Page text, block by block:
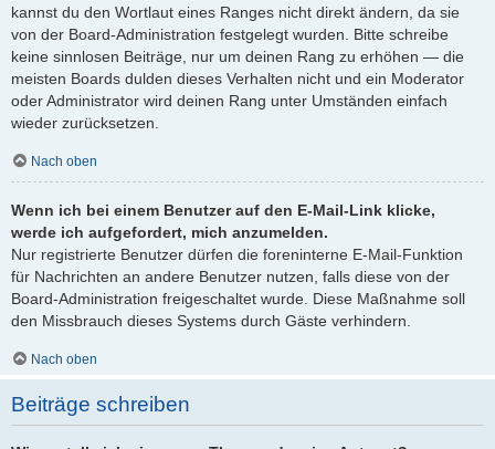
kannst du den Wortlaut eines Ranges nicht direkt ändern, da sie
von der Board-Administration festgelegt wurden. Bitte schreibe
keine sinnlosen Beiträge, nur um deinen Rang zu erhöhen — die
meisten Boards dulden dieses Verhalten nicht und ein Moderator
oder Administrator wird deinen Rang unter Umständen einfach
wieder zurücksetzen.
Nach oben
Wenn ich bei einem Benutzer auf den E-Mail-Link klicke,
werde ich aufgefordert, mich anzumelden.
Nur registrierte Benutzer dürfen die foreninterne E-Mail-Funktion
für Nachrichten an andere Benutzer nutzen, falls diese von der
Board-Administration freigeschaltet wurde. Diese Maßnahme soll
den Missbrauch dieses Systems durch Gäste verhindern.
Nach oben
Beiträge schreiben